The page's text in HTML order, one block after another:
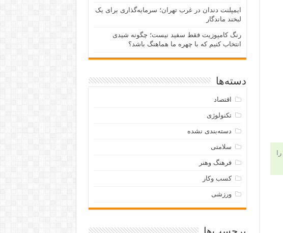
را
ایمپلنت دندان در غرب تهران؛ سرمایه‌گذاری برای یک
لبخند ماندگار
رنگ کامپوزیت فقط سفید نیست؛ چگونه شیدی
انتخاب کنیم که با چهره ما هماهنگ باشد؟
دسته‌ها
اقتصاد
تکنولوژی
دسته‌بندی نشده
سلامتی
فرهنگ وهنر
کسب وکار
ورزشی